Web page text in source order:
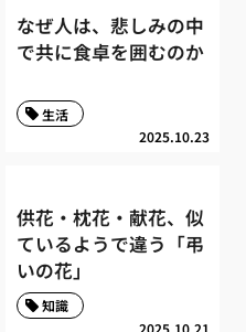
なぜ人は、悲しみの中
で共に食卓を囲むのか
2025.10.23
生活
供花・枕花・献花、似
ているようで違う「弔
いの花」
2025.10.21
知識